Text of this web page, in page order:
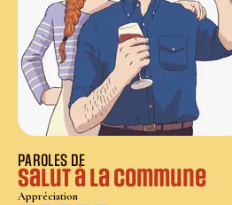
PAROLES DE
Salut à la Commune
Appréciation